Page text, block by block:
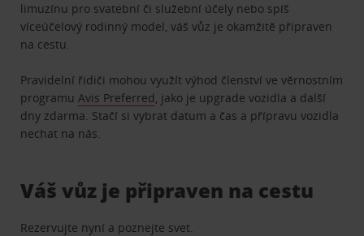
limuzínu pro svatební či služební účely nebo spíš
víceúčelový rodinný model, váš vůz je okamžitě připraven
na cestu.
Pravidelní řidiči mohou využít výhod členství ve věrnostním
programuAvis Preferred, jako je upgrade vozidla a další
dny zdarma. Stačí si vybrat datum a čas a přípravu vozidla
nechat na nás.
Váš vůz je připraven na cestu
Rezervujte nyní a poznejte svet.